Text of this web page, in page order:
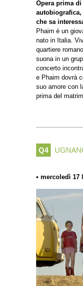
Opera prima
che sa
Phaim è un
nato in Italia.
quartiere
suona in un
concerto
e Phaim dovrà
suo amore con
prima del
Q4
• mercoledì 17